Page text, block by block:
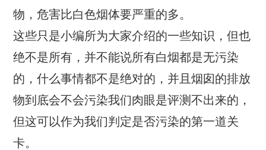
物，危害比白色烟体要严重的多。
这些只是小编所为大家介绍的一些知识，但也
绝不是所有，并不能说所有白烟都是无污染
的，什么事情都不是绝对的，并且烟囱的排放
物到底会不会污染我们肉眼是评测不出来的，
但这可以作为我们判定是否污染的第一道关
卡。